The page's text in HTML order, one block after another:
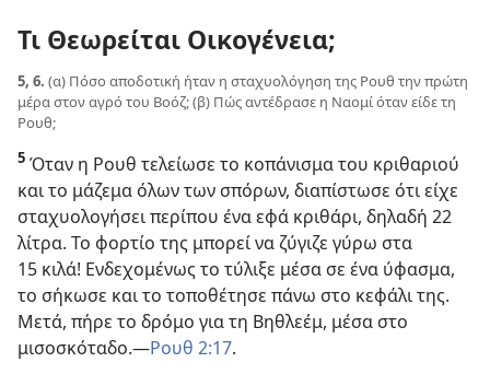
Τι Θεωρείται Οικογένεια;
5, 6. (α) Πόσο αποδοτική ήταν η σταχυολόγηση της Ρουθ την πρώτη
μέρα στον αγρό του Βοόζ; (β) Πώς αντέδρασε η Ναομί όταν είδε τη
Ρουθ;
5 Όταν η Ρουθ τελείωσε το κοπάνισμα του κριθαριού
και το μάζεμα όλων των σπόρων, διαπίστωσε ότι είχε
σταχυολογήσει περίπου ένα εφά κριθάρι, δηλαδή 22
λίτρα. Το φορτίο της μπορεί να ζύγιζε γύρω στα
15 κιλά! Ενδεχομένως το τύλιξε μέσα σε ένα ύφασμα,
το σήκωσε και το τοποθέτησε πάνω στο κεφάλι της.
Μετά, πήρε το δρόμο για τη Βηθλεέμ, μέσα στο
μισοσκόταδο.​—Ρουθ 2:17.